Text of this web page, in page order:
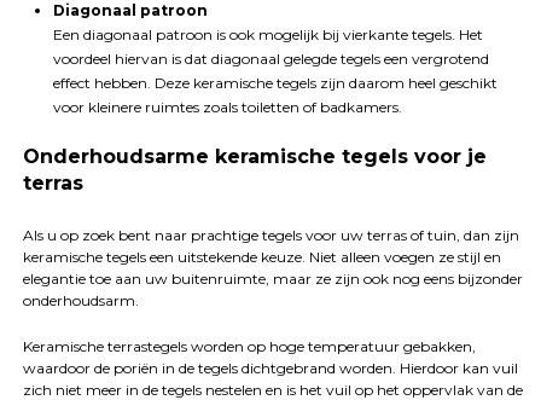
Diagonaal patroon
Een diagonaal patroon is ook mogelijk bij vierkante tegels. Het
voordeel hiervan is dat diagonaal gelegde tegels een vergrotend
effect hebben. Deze keramische tegels zijn daarom heel geschikt
voor kleinere ruimtes zoals toiletten of badkamers.
Onderhoudsarme keramische tegels voor je
terras
Als u op zoek bent naar prachtige tegels voor uw terras of tuin, dan zijn
keramische tegels een uitstekende keuze. Niet alleen voegen ze stijl en
elegantie toe aan uw buitenruimte, maar ze zijn ook nog eens bijzonder
onderhoudsarm.
Keramische terrastegels worden op hoge temperatuur gebakken,
waardoor de poriën in de tegels dichtgebrand worden. Hierdoor kan vuil
zich niet meer in de tegels nestelen en is het vuil op het oppervlak van de